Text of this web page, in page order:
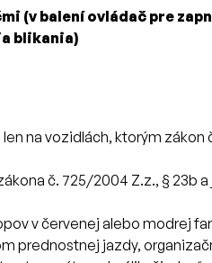
(v balení ovládač pre
blikania)
na vozidlách, ktorým zákon
č. 725/2004 Z.z., § 23b
v červenej alebo modrej
prednostnej jazdy,